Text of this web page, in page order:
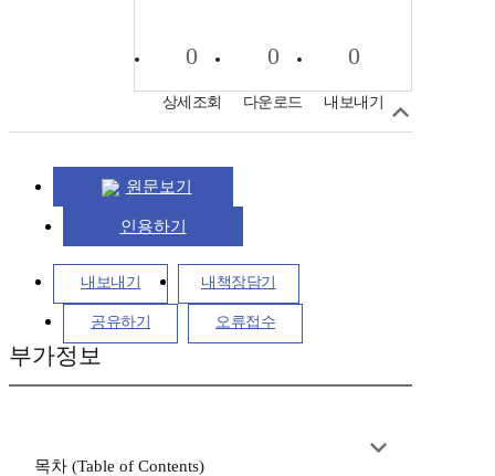
0
상세조회
0
다운로드
0
내보내기
원문보기
인용하기
내보내기 내책장담기
공유하기 오류접수
부가정보
목차 (Table of Contents)